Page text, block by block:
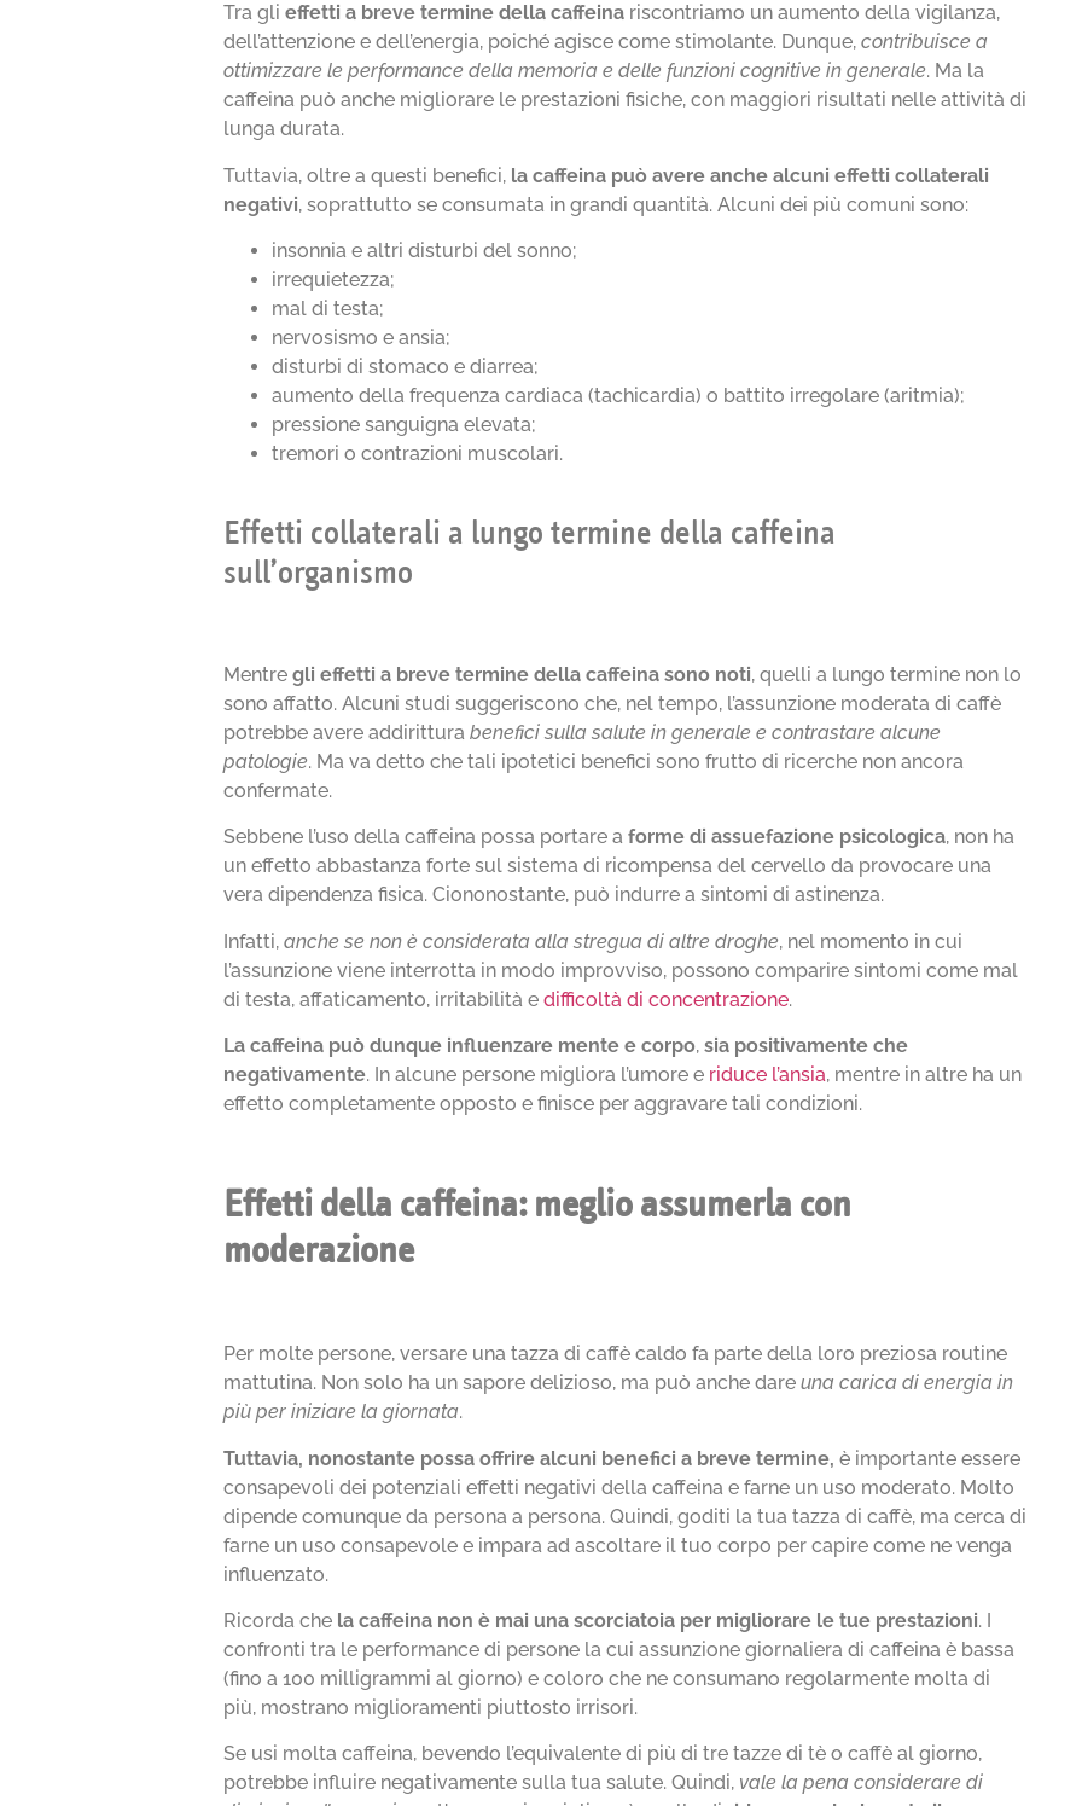
Tra glieffetti a breve termine della caffeina riscontriamo un aumento della vigilanza,
dell’attenzione e dell’energia, poiché agisce come stimolante. Dunque,contribuisce a
ottimizzare le performance della memoria e delle funzioni cognitive in generale. Ma la
caffeina può anche migliorare le prestazioni fisiche, con maggiori risultati nelle attività di
lunga durata.
Tuttavia, oltre a questi benefici, la caffeina può avere anche alcuni effetti collaterali
negativi, soprattutto se consumata in grandi quantità. Alcuni dei più comuni sono:
insonnia e altri disturbi del sonno;
irrequietezza;
mal di testa;
nervosismo e ansia;
disturbi di stomaco e diarrea;
aumento della frequenza cardiaca (tachicardia) o battito irregolare (aritmia);
pressione sanguigna elevata;
tremori o contrazioni muscolari.
Effetti collaterali a lungo termine della caffeina
sull’organismo
Mentregli effetti a breve termine della caffeina sono noti, quelli a lungo termine non lo
sono affatto. Alcuni studi suggeriscono che, nel tempo, l’assunzione moderata di caffè
potrebbe avere addiritturabenefici sulla salute in generale e contrastare alcune
patologie. Ma va detto che tali ipotetici benefici sono frutto di ricerche non ancora
confermate.
Sebbene l’uso della caffeina possa portare aforme di assuefazione psicologica, non ha
un effetto abbastanza forte sul sistema di ricompensa del cervello da provocare una
vera dipendenza fisica. Ciononostante, può indurre a sintomi di astinenza.
Infatti,anche se non è considerata alla stregua di altre droghe, nel momento in cui
l’assunzione viene interrotta in modo improvviso, possono comparire sintomi come mal
di testa, affaticamento, irritabilità edifficoltà di concentrazione.
La caffeina può dunque influenzare mente e corpo,sia positivamente che
negativamente. In alcune persone migliora l’umore e riduce l’ansia, mentre in altre ha un
effetto completamente opposto e finisce per aggravare tali condizioni.
Effetti della caffeina: meglio assumerla con
moderazione
Per molte persone, versare una tazza di caffè caldo fa parte della loro preziosa routine
mattutina. Non solo ha un sapore delizioso, ma può anche dareuna carica di energia in
più per iniziare la giornata.
Tuttavia, nonostante possa offrire alcuni benefici a breve termine,è importante essere
consapevoli dei potenziali effetti negativi della caffeina e farne un uso moderato. Molto
dipende comunque da persona a persona. Quindi, goditi la tua tazza di caffè, ma cerca di
farne un uso consapevole e impara ad ascoltare il tuo corpo per capire come ne venga
influenzato.
Ricorda che la caffeina non è mai una scorciatoia per migliorare le tue prestazioni. I
confronti tra le performance di persone la cui assunzione giornaliera di caffeina è bassa
(fino a 100 milligrammi al giorno) e coloro che ne consumano regolarmente molta di
più, mostrano miglioramenti piuttosto irrisori.
Se usi molta caffeina, bevendo l’equivalente di più di tre tazze di tè o caffè al giorno,
potrebbe influire negativamente sulla tua salute. Quindi, vale la pena considerare di